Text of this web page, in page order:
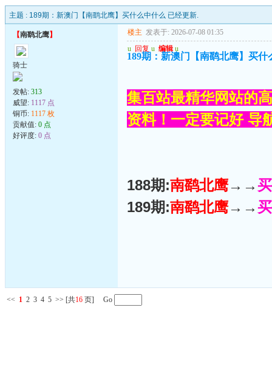
主题 : 189期：新澳门【南鹞北鹰】买什么中什么 已经更新.
【南鹞北鹰】
骑士
发帖: 313
威望: 1117 点
铜币: 1117 枚
贡献值: 0 点
好评度: 0 点
楼主 发表于: 2026-07-08 01:35
u 回复 u 编辑 u
189期：新澳门【南鹞北鹰】买什
集百站最精华网站的
资料！一定要记好 导
188期:南鹞北鹰→→
189期:南鹞北鹰→→
<< 1 2 3 4 5 >> [共16 页] Go